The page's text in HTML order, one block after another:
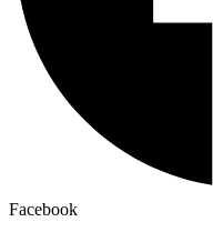
Facebook